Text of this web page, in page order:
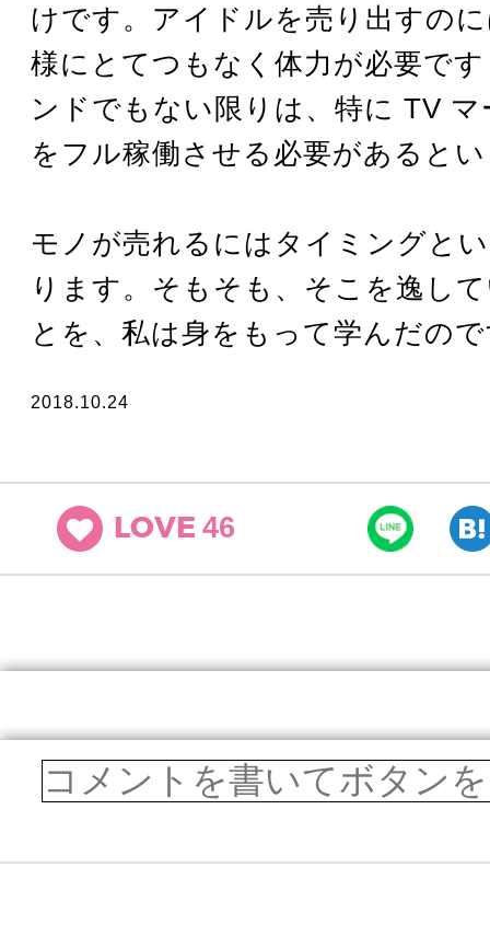
けです。アイドルを売り出すの
様にとてつもなく体力が必要で
ンドでもない限りは、特に TV
をフル稼働させる必要があると
モノが売れるにはタイミングと
ります。そもそも、そこを逸し
とを、私は身をもって学んだの
2018.10.24
LOVE 46